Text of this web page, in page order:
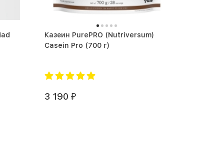
Казеин PurePRO (Nutriversum)
Casein Pro (700 г)
3 190 ₽